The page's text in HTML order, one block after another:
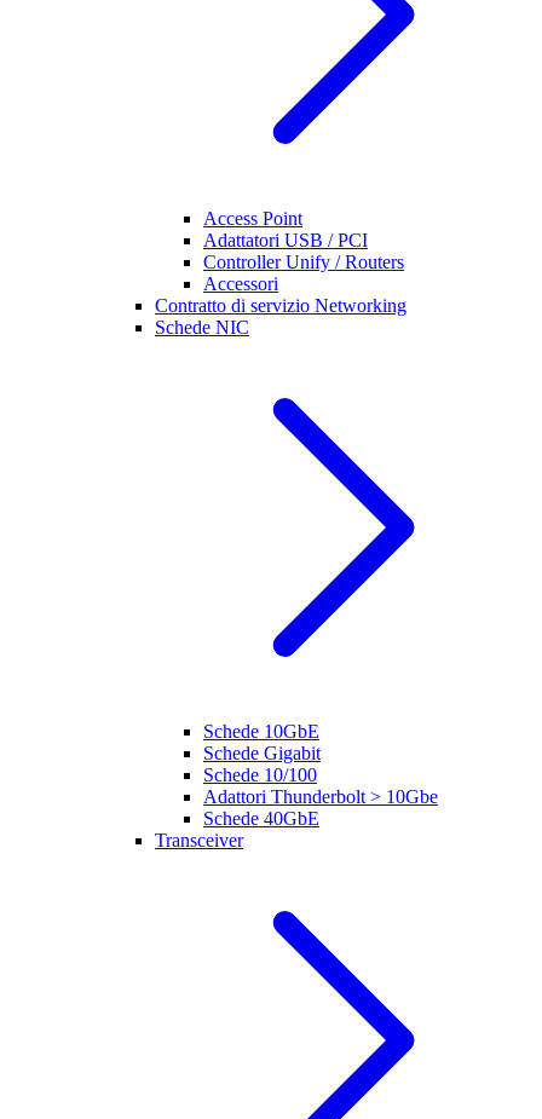
Access Point
Adattatori USB / PCI
Controller Unify / Routers
Accessori
Contratto di servizio Networking
Schede NIC
Schede 10GbE
Schede Gigabit
Schede 10/100
Adattori Thunderbolt > 10Gbe
Schede 40GbE
Transceiver